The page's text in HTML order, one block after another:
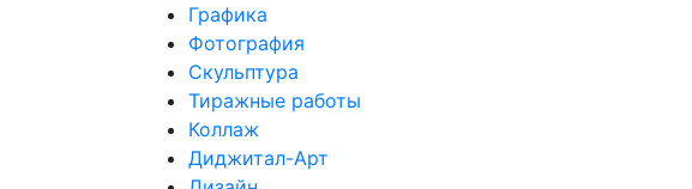
Графика
Фотография
Скульптура
Тиражные работы
Коллаж
Диджитал-Арт